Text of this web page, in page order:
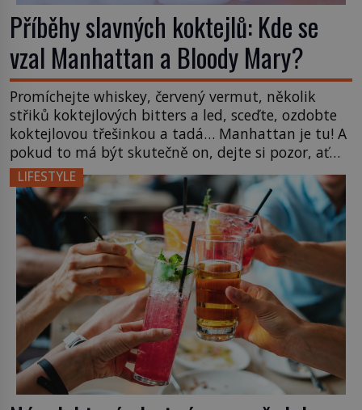
Příběhy slavných koktejlů: Kde se
vzal Manhattan a Bloody Mary?
Promíchejte whiskey, červený vermut, několik
střiků koktejlových bitters a led, sceďte, ozdobte
koktejlovou třešinkou a tadá… Manhattan je tu! A
pokud to má být skutečně on, dejte si pozor, ať
místo klasické americké rye whiskey či klidně
bourbonu nepoužijete skotskou whisku. Co se
stane? Inu, koktejl bude stále skvělý, ale už to
nebude Manhattan ale […]
LIFESTYLE